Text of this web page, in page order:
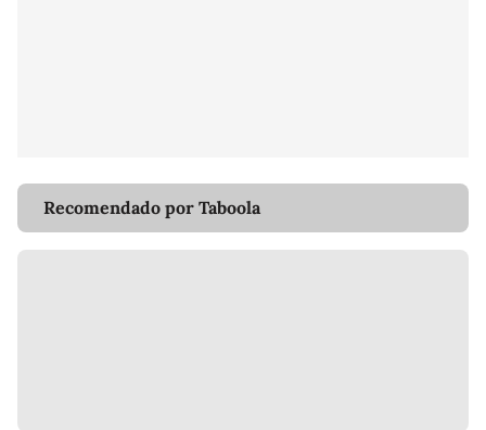
Recomendado por Taboola